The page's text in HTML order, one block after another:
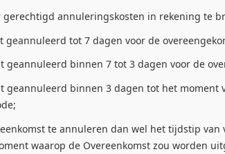
annuleringskosten in rekening te
tot 7 dagen voor de
binnen 7 tot 3 dagen voor de
binnen 3 dagen tot het moment
te annuleren dan wel het tijdstip van
waarop de Overeenkomst zou worden